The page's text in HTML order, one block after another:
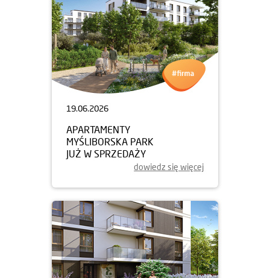
19.06.2026
APARTAMENTY
MYŚLIBORSKA PARK
JUŻ W SPRZEDAŻY
dowiedz się więcej